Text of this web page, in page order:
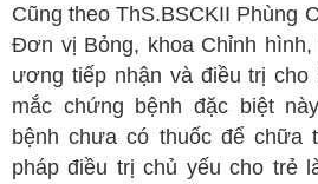
Cũng theo ThS.BSCKII Phùng
Đơn vị Bỏng, khoa Chỉnh hình,
ương tiếp nhận và điều trị cho
mắc chứng bệnh đặc biệt
bệnh chưa có thuốc để chữa
pháp điều trị chủ yếu cho trẻ